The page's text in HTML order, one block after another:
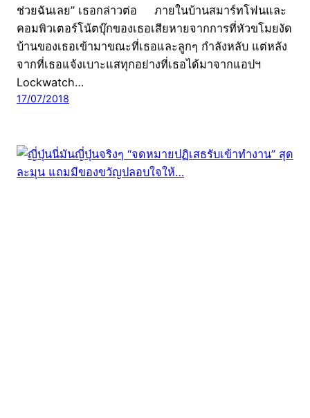
ช่วยฉันเลย” เธอกล่าวต่อ ภายในบ้านสมาร์ทโฟนและ
คอมพิวเตอร์โน้ตบุ๊กของเธอเสียหายจากการที่หัวขโมยงัด
บ้านของเธอเข้ามาขณะที่เธอและลูกๆ กำลังหลับ แต่หลัง
จากที่เธอแจ้งเบาะแสทุกอย่างที่เธอได้มาจากแอปฯ
Lockwatch…
17/07/2018